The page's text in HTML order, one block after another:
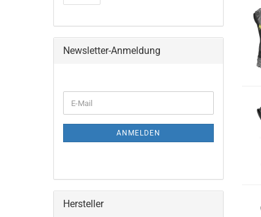
Newsletter-Anmeldung
ZUR
E-
Mail
ANMELDEN
Hersteller